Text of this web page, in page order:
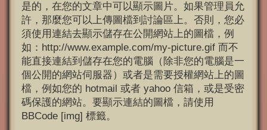
是的，在您的文章中可以顯示圖片。如果管理員允
許，那麼您可以上傳圖檔到討論區上。否則，您必
須使用連結去顯示儲存在公開網站上的圖檔，例
如：http://www.example.com/my-picture.gif 而不
能直接連結到儲存在您的電腦（除非您的電腦是一
個公開的網站伺服器）或者是需要授權網站上的圖
檔，例如您的 hotmail 或者 yahoo 信箱，或是受密
碼保護的網站。要顯示連結的圖檔，請使用
BBCode [img] 標籤。